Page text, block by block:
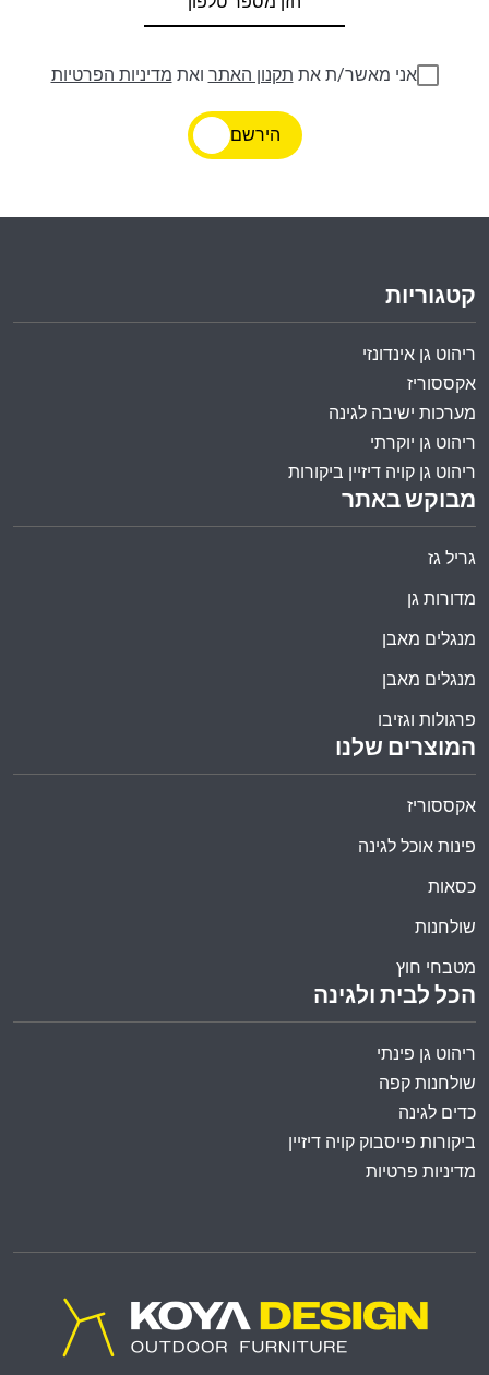
אני מאשר/ת את תקנון האתר ואת מדיניות הפרטיות
הירשם
הכל לבית ולגינה
ריהוט גן פינתי
שולחנות קפה
כדים לגינה
ביקורות פייסבוק קויה דיזיין
מדיניות פרטיות
המוצרים שלנו
אקססוריז
פינות אוכל לגינה
כסאות
שולחנות
מטבחי חוץ
מבוקש באתר
גריל גז
מדורות גן
מנגלים מאבן
מנגלים מאבן
פרגולות וגזיבו
קטגוריות
ריהוט גן אינדונזי
אקססוריז
מערכות ישיבה לגינה
ריהוט גן יוקרתי
ריהוט גן קויה דיזיין ביקורות